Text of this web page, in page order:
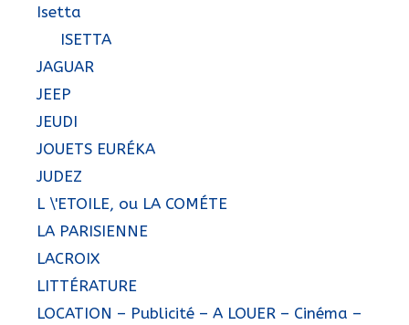
Isetta
ISETTA
JAGUAR
JEEP
JEUDI
JOUETS EURÉKA
JUDEZ
L \'ETOILE, ou LA COMÉTE
LA PARISIENNE
LACROIX
LITTÉRATURE
LOCATION – Publicité – A LOUER – Cinéma –